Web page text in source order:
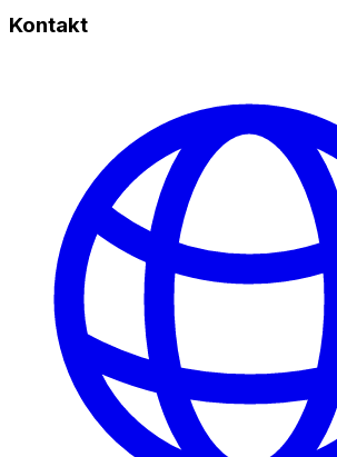
Kontakt